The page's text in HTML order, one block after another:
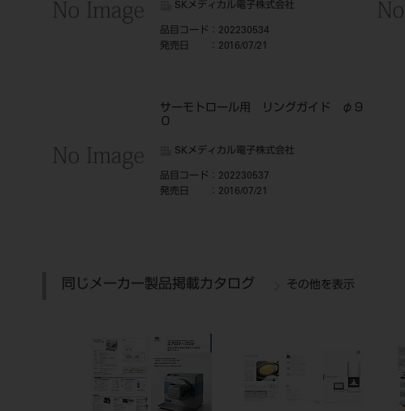
SKメディカル電子株式会社
品目コード ：202230534
発売日
：2016/07/21
サーモトロール用 リングガイド φ９
０
SKメディカル電子株式会社
品目コード ：202230537
発売日
：2016/07/21
同じメーカー製品掲載カタログ その他を表示